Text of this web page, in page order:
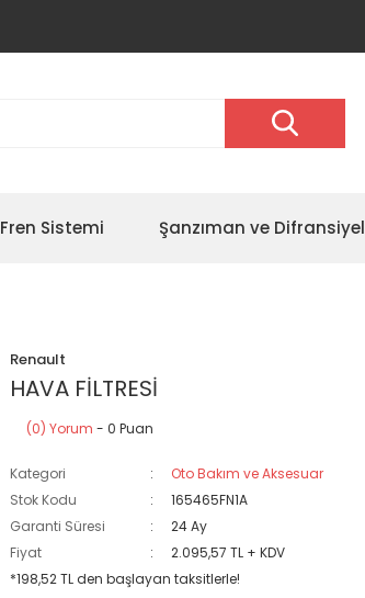
Fren Sistemi Şanzıman ve Difransiyel
Renault
HAVA FİLTRESİ
(0) Yorum - 0 Puan
Kategori
Oto Bakım ve Aksesuar
Stok Kodu
165465FN1A
Garanti Süresi
24 Ay
Fiyat
2.095,57 TL + KDV
*198,52 TL den başlayan taksitlerle!